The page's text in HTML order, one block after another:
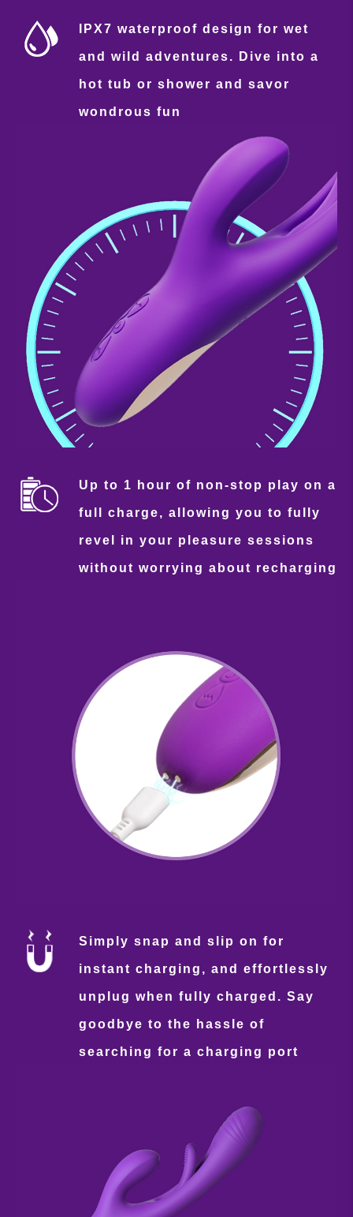
IPX7 waterproof design for wet
and wild adventures. Dive into a
hot tub or shower and savor
wondrous fun
Up to 1 hour of non-stop play on a
full charge, allowing you to fully
revel in your pleasure sessions
without worrying about recharging
Simply snap and slip on for
instant charging, and effortlessly
unplug when fully charged. Say
goodbye to the hassle of
searching for a charging port